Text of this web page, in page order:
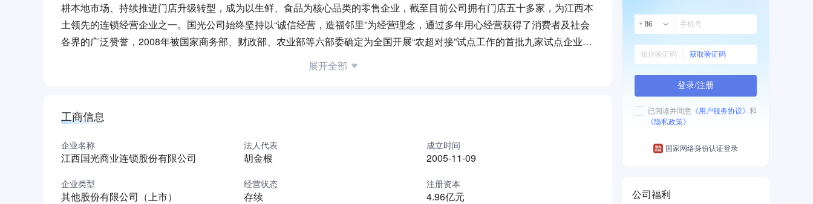
耕本地市场、持续推进门店升级转型，成为以生鲜、食品为核心品类的零售企业，截至目前公司拥有门店五十多家，为江西本
土领先的连锁经营企业之一。国光公司始终坚持以“诚信经营，造福邻里”为经营理念，通过多年用心经营获得了消费者及社会
各界的广泛赞誉，2008年被国家商务部、财政部、农业部等六部委确定为全国开展“农超对接”试点工作的首批九家试点企业之
一，并连续多年被政府评为“全国百城万店无假货荣誉示范店”、“江西省诚信维权单位”、“江西省AAA价格诚信单位”、“江西省
服务业龙头企业”、“江西省流通企业三十强”、“文明诚信示范店”、“江西省创建放心消费示范店” “吉安市首届民营领军骨干企业
用快递发货和上门自提的方式，真正的做到了线上和线下融合，在很大程度上满足了顾客网上购物的需求，为消费者带来了方
便和舒心。在实体店购物后的支付方式上，国光也新增了自助扫脸购和自助收银机等最新的结算设备，让顾客购物更轻松更便
捷。国光在不断强大发展的同时积极践行社会责任，在自然灾害和重大疫情面前，国光自觉履行社会责任，积极参与捐赠财
物；在助学方面，国光持续多年参加“金秋助学”和“关心下一代” 等捐资助学活动。在扶贫攻坚方面，国光积极响应政府“百企帮
百村”精准扶贫的号召，为农民提供农产品的销售平台，提高了农民的收入，真正做到了“授人以渔”，帮助农民脱贫致富。思而
悟，悟而行，行必高远！国光将始终坚持做“江西省最优秀的零售商”为企业目标，立足江西，面向全国，将持续发展为一个令
展开全部
工商信息
企业名称
江西国光商业连锁股份有限公司
法人代表
胡金根
成立时间
2005-11-09
企业类型
其他股份有限公司（上市）
经营状态
存续
注册资本
4.96亿元
+ 86
获取验证码
登录/注册
已阅读并同意 《用户服务协议》 和
《隐私政策》
国家网络身份认证登录
公司福利